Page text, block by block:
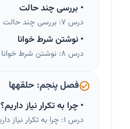
• بررسی چند حالت
درس 7: بررسی چند حالت
• نوشتن شرط خوانا
درس 8: نوشتن شرط خوانا
فصل پنجم: حلقهها
• چرا به تکرار نیاز داریم؟
درس 1: چرا به تکرار نیاز داریم؟